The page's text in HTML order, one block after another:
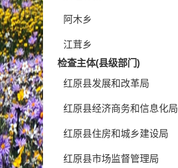
阿木乡
江茸乡
检查主体(县级部门)
红原县发展和改革局
红原县经济商务和信息化局
红原县住房和城乡建设局
红原县市场监督管理局